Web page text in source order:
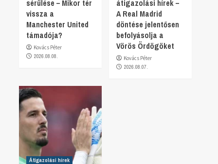
sérülése – Mikor tér
vissza a
Manchester United
támadója?
Kovács Péter
2026.08.08.
átigazolási hírek –
A Real Madrid
döntése jelentősen
befolyásolja a
Vörös Ördögöket
Kovács Péter
2026.08.07.
Átigazolási hírek